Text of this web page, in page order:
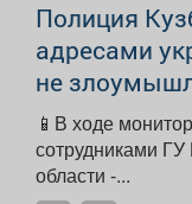
Полиция
адресами
не
📱В ходе
сотрудниками
области -...